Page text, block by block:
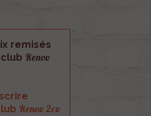
remisés
Renov
Renov 2cv